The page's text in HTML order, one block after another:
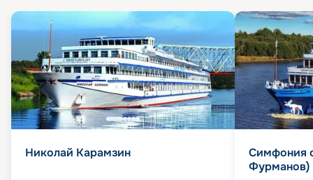
Николай Карамзин
Симфония
Фурманов)